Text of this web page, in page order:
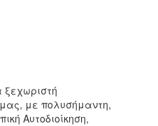
με πολυσήμαντη,
Αυτοδιοίκηση,